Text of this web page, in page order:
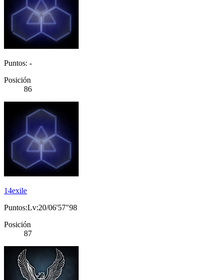
Puntos: -
Posición
86
14exile
Puntos:Lv:20/06'57"98
Posición
87